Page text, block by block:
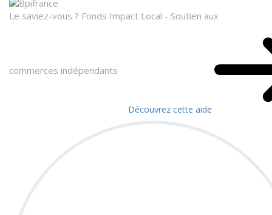
Le saviez-vous ? Fonds Impact Local - Soutien aux
commerces indépendants
Découvrez cette aide